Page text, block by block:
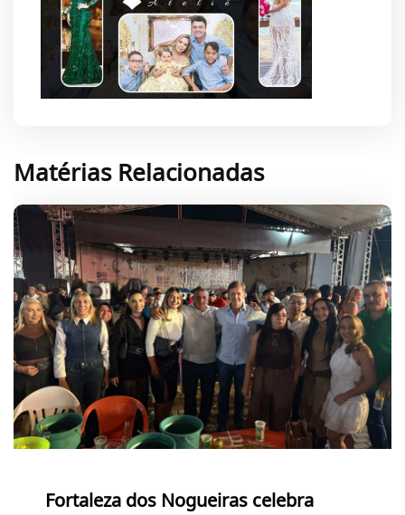
Matérias Relacionadas
Fortaleza dos Nogueiras celebra